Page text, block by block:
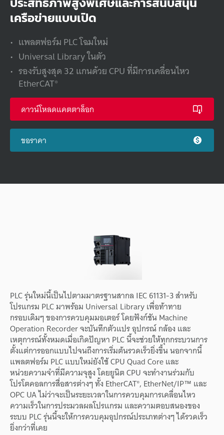
เครือข่ายแบบเปิด
แพลตฟอร์มPLCโฉมใหม่
Universal Libraryในตัว
รองรับสูงสุด32แกนด้วยCPUที่มีการเคลื่อนไหว
EtherCAT®
ดาวน์โหลดแคตตาล็อก
ขอราคา
PLCรุ่นใหม่นี้เป็นไปตามมาตรฐานสากล IEC 61131-3สำหรับ
โปรแกรม PLCมาพร้อม Universal Libraryเพื่อท้าทาย
กรอบเดิมๆของการควบคุมมอเตอร์โดยฟังก์ชันMachine
Operation Recorderจะบันทึกตัวแปรอุปกรณ์กล้อง และ
เหตุการณ์ทั้งหมดเมื่อเกิดปัญหา PLCนี้จะช่วยให้ทุกกระบวนการ
ตั้งแต่การออกแบบไปจนถึงการเริ่มต้นรวดเร็วยิ่งขึ้นนอกจากนี้
แพลตฟอร์ม PLCแบบใหม่ยังใช้CPU Quad Coreและ
หน่วยความจำที่มีความจุสูงโดยยูนิตCPUจะทำงานร่วมกับ
โปรโตคอลการสื่อสารต่างๆทั้ง EtherCAT®, EtherNet/IP™ และ
OPC UAไม่ว่าจะเป็นระยะเวลาในการควบคุมการเคลื่อนไหว
ความเร็วในการประมวลผลโปรแกรม และความตอบสนองของ
ระบบ PLCรุ่นนี้จะให้การควบคุมอุปกรณ์ประเภทต่างๆได้รวดเร็ว
ยิ่งกว่าที่เคย